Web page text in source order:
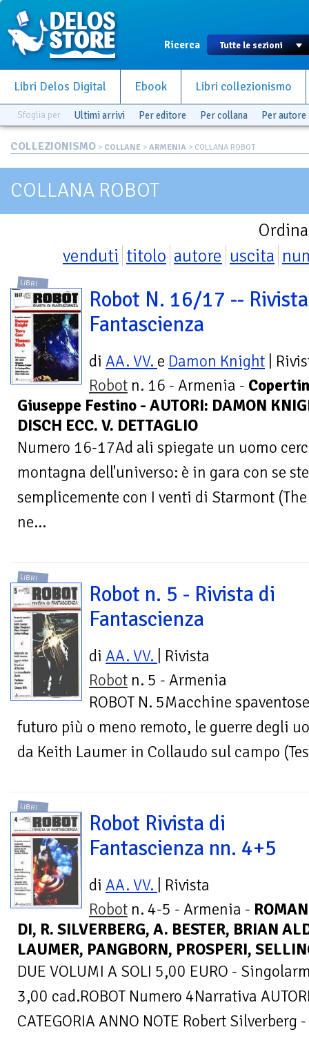
Ricerca
Libri Delos Digital Ebook Libri collezionismo
Sfoglia per Ultimi arrivi Per editore Per collana Per autore
COLLEZIONISMO > COLLANE > ARMENIA > COLLANA ROBOT
COLLANA ROBOT
venduti titolo autore uscita
LIBRI
Robot N. 16/17 --
Fantascienza
di AA. VV. e Damon Knight |
Robot n. 16 - Armenia -
Giuseppe Festino - AUTORI: DAMON
DISCH ECC. V. DETTAGLIO
Numero 16-17Ad ali spiegate un uomo
montagna dell'universo: è in gara con se
semplicemente con I venti di Starmont
ne...
LIBRI
Robot n. 5 - Rivista di
Fantascienza
di AA. VV.
| Rivista
Robot n. 5 - Armenia
ROBOT N. 5Macchine
futuro più o meno remoto, le guerre degli
da Keith Laumer in Collaudo sul campo
LIBRI
Robot Rivista di
Fantascienza nn. 4+5
di AA. VV.
| Rivista
Robot n. 4-5 - Armenia -
DI, R. SILVERBERG, A. BESTER, BRIAN
LAUMER, PANGBORN, PROSPERI,
DUE VOLUMI A SOLI 5,00 EURO -
3,00 cad.ROBOT Numero 4Narrativa
CATEGORIA ANNO NOTE Robert Silverberg